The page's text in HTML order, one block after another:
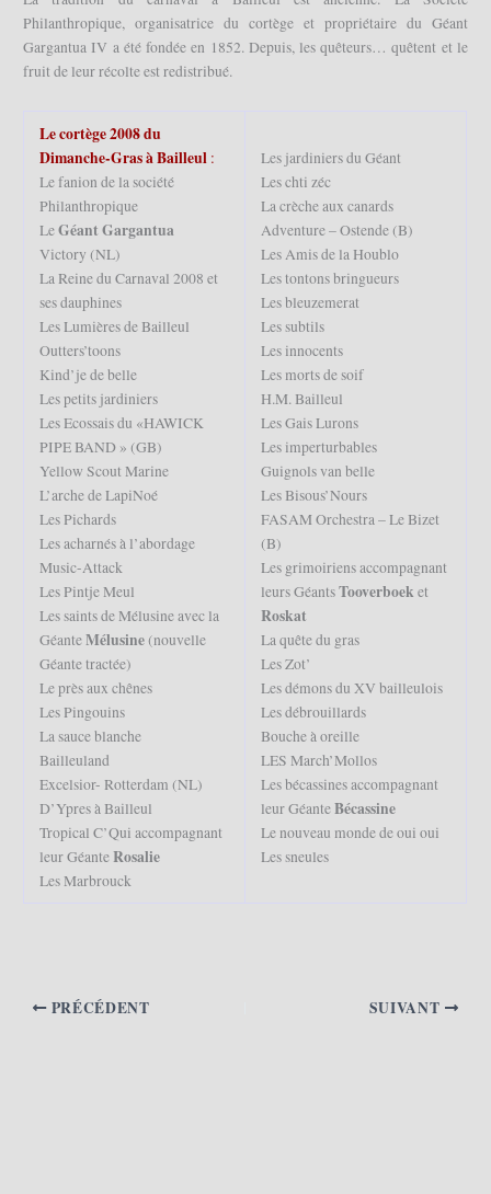
Philanthropique, organisatrice du cortège et propriétaire du Géant
Gargantua IV a été fondée en 1852. Depuis, les quêteurs… quêtent et le
fruit de leur récolte est redistribué.
Le cortège 2008 du
Dimanche-Gras à Bailleul:
Le fanion de la société
Philanthropique
LeGéant Gargantua
Victory (NL)
La Reine du Carnaval 2008 et
ses dauphines
Les Lumières de Bailleul
Outters’toons
Kind’je de belle
Les petits jardiniers
Les Ecossais du «HAWICK
PIPE BAND » (GB)
Yellow Scout Marine
L’arche de LapiNoé
Les Pichards
Les acharnés à l’abordage
Music-Attack
Les Pintje Meul
Les saints de Mélusine avec la
GéanteMélusine(nouvelle
Géante tractée)
Le près aux chênes
Les Pingouins
La sauce blanche
Bailleuland
Excelsior- Rotterdam (NL)
D’Ypres à Bailleul
Tropical C’Qui accompagnant
leur GéanteRosalie
Les Marbrouck
Les jardiniers du Géant
Les chti zéc
La crèche aux canards
Adventure – Ostende (B)
Les Amis de la Houblo
Les tontons bringueurs
Les bleuzemerat
Les subtils
Les innocents
Les morts de soif
H.M. Bailleul
Les Gais Lurons
Les imperturbables
Guignols van belle
Les Bisous’Nours
FASAM Orchestra – Le Bizet
(B)
Les grimoiriens accompagnant
leurs GéantsTooverboek et
Roskat
La quête du gras
Les Zot’
Les démons du XV bailleulois
Les débrouillards
Bouche à oreille
LES March’Mollos
Les bécassines accompagnant
leur GéanteBécassine
Le nouveau monde de oui oui
Les sneules
PRÉCÉDENT SUIVANT